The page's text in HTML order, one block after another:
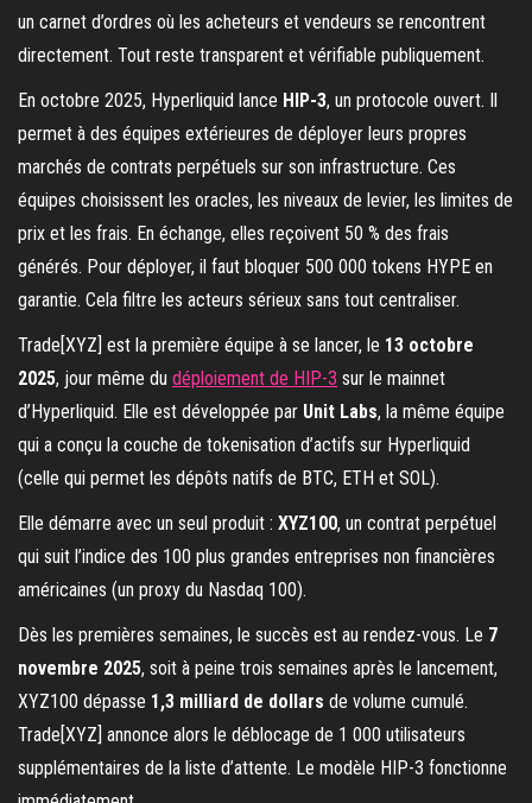
un carnet d’ordres où les acheteurs et vendeurs se rencontrent
directement. Tout reste transparent et vérifiable publiquement.
En octobre 2025, Hyperliquid lance HIP-3, un protocole ouvert. Il
permet à des équipes extérieures de déployer leurs propres
marchés de contrats perpétuels sur son infrastructure. Ces
équipes choisissent les oracles, les niveaux de levier, les limites de
prix et les frais. En échange, elles reçoivent 50 % des frais
générés. Pour déployer, il faut bloquer 500 000 tokens HYPE en
garantie. Cela filtre les acteurs sérieux sans tout centraliser.
Trade[XYZ] est la première équipe à se lancer, le 13 octobre
2025, jour même du déploiement de HIP-3 sur le mainnet
d’Hyperliquid. Elle est développée par Unit Labs, la même équipe
qui a conçu la couche de tokenisation d’actifs sur Hyperliquid
(celle qui permet les dépôts natifs de BTC, ETH et SOL).
Elle démarre avec un seul produit : XYZ100, un contrat perpétuel
qui suit l’indice des 100 plus grandes entreprises non financières
américaines (un proxy du Nasdaq 100).
Dès les premières semaines, le succès est au rendez-vous. Le 7
novembre 2025, soit à peine trois semaines après le lancement,
XYZ100 dépasse 1,3 milliard de dollars de volume cumulé.
Trade[XYZ] annonce alors le déblocage de 1 000 utilisateurs
supplémentaires de la liste d’attente. Le modèle HIP-3 fonctionne